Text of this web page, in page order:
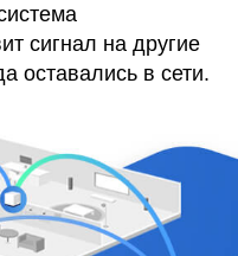
сигнал на другие
оставались в сети.